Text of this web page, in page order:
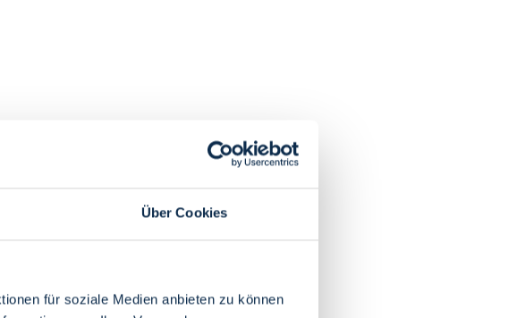
Über Cookies
für soziale Medien anbieten zu können